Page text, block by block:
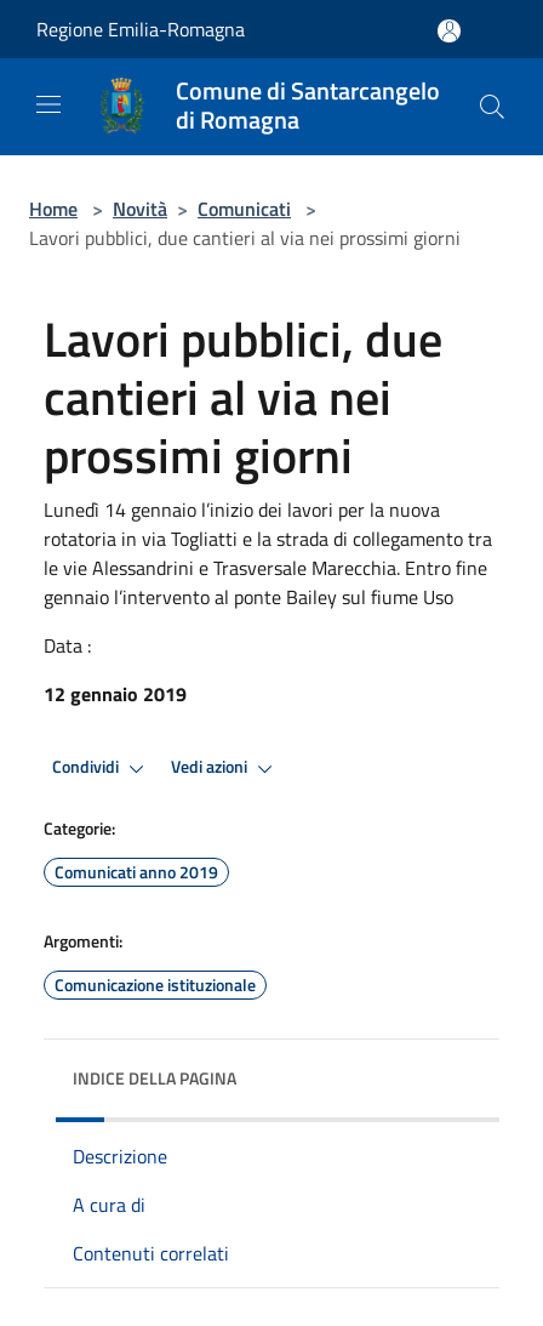
Regione Emilia-Romagna
Comune di Santarcangelo
di Romagna
Home > Novità > Comunicati >
Lavori pubblici, due cantieri al via nei prossimi giorni
Lavori pubblici, due
cantieri al via nei
prossimi giorni
Lunedì 14 gennaio l’inizio dei lavori per la nuova
rotatoria in via Togliatti e la strada di collegamento tra
le vie Alessandrini e Trasversale Marecchia. Entro fine
gennaio l’intervento al ponte Bailey sul fiume Uso
Data :
12 gennaio 2019
Condividi Vedi azioni
Categorie:
Comunicati anno 2019
Argomenti:
Comunicazione istituzionale
INDICE DELLA PAGINA
Descrizione
A cura di
Contenuti correlati